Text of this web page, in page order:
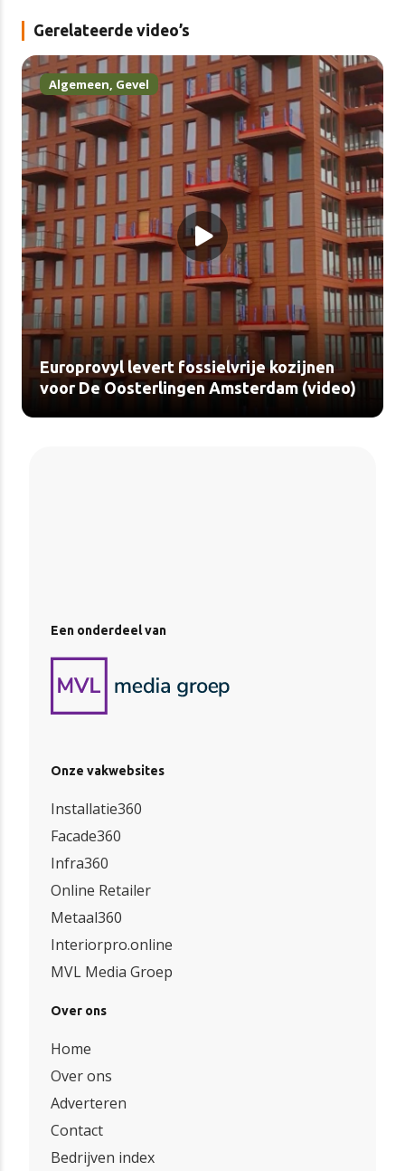
Gerelateerde video’s
Algemeen, Gevel
Europrovyl levert fossielvrije kozijnen
voor De Oosterlingen Amsterdam (video)
Een onderdeel van
Onze vakwebsites
Installatie360
Facade360
Infra360
Online Retailer
Metaal360
Interiorpro.online
MVL Media Groep
Over ons
Home
Over ons
Adverteren
Contact
Bedrijven index